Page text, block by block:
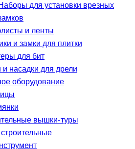
для установки врезных
и ленты
и замки для плитки
для бит
насадки для дрели
оборудование
вышки-туры